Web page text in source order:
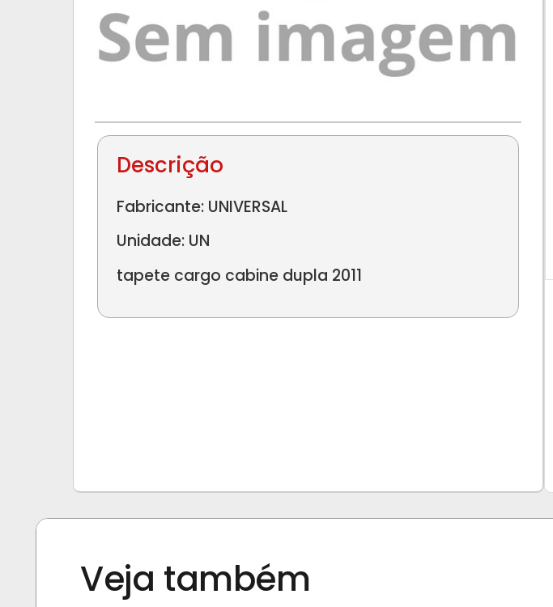
Descrição
Fabricante: UNIVERSAL
Unidade: UN
tapete cargo cabine dupla 2011
Veja também